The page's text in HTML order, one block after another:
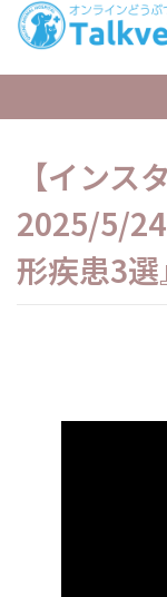
【インス
2025/5/
形疾患3